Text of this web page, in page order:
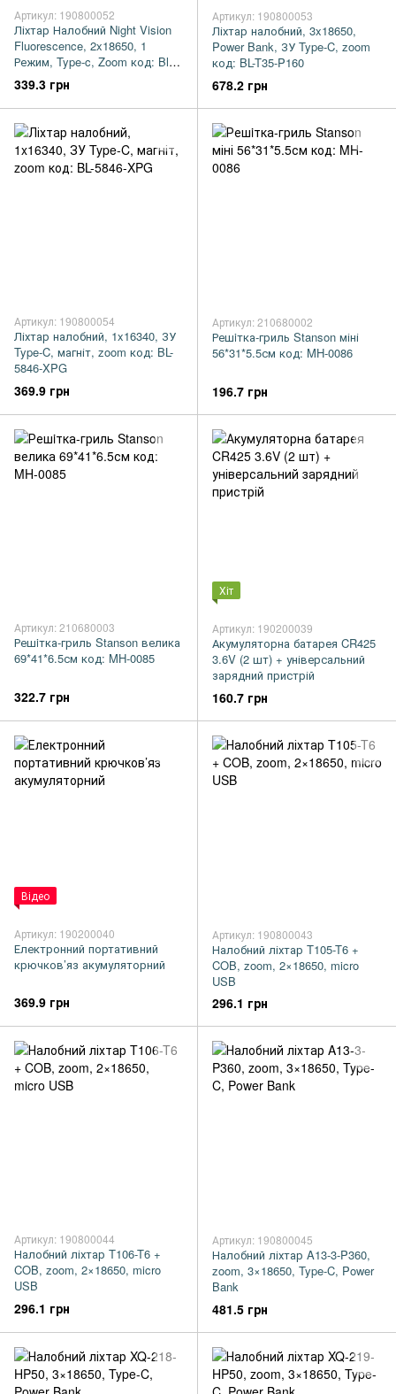
Артикул: 190800052
Ліхтар Налобний Night Vision
Fluorescence, 2x18650, 1
Режим, Type-c, Zoom код: Bl-
T210-TG
339.3 грн
Артикул: 190800053
Ліхтар налобний, 3x18650,
Power Bank, ЗУ Type-C, zoom
код: BL-T35-P160
678.2 грн
Артикул: 190800054
Ліхтар налобний, 1x16340, ЗУ
Type-C, магніт, zoom код: BL-
5846-XPG
369.9 грн
Артикул: 210680002
Решiтка-гриль Stanson міні
56*31*5.5см код: MH-0086
196.7 грн
Артикул: 210680003
Решiтка-гриль Stanson велика
69*41*6.5см код: MH-0085
322.7 грн
Хіт
Артикул: 190200039
Акумуляторна батарея CR425
3.6V (2 шт) + універсальний
зарядний пристрій
160.7 грн
Відео
Артикул: 190200040
Електронний портативний
крючков’яз акумуляторний
369.9 грн
Артикул: 190800043
Налобний ліхтар T105-T6 +
COB, zoom, 2×18650, micro
USB
296.1 грн
Артикул: 190800044
Налобний ліхтар T106-T6 +
COB, zoom, 2×18650, micro
USB
296.1 грн
Артикул: 190800045
Налобний ліхтар A13-3-P360,
zoom, 3×18650, Type-C, Power
Bank
481.5 грн